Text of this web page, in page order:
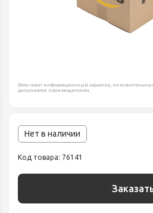
Фото носят информационный характер,
допускаются производителем.
Нет в наличии
Код товара: 76141